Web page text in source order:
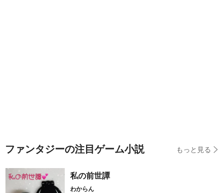
ファンタジーの注目ゲーム小説 もっと見る
私の前世譚
わからん